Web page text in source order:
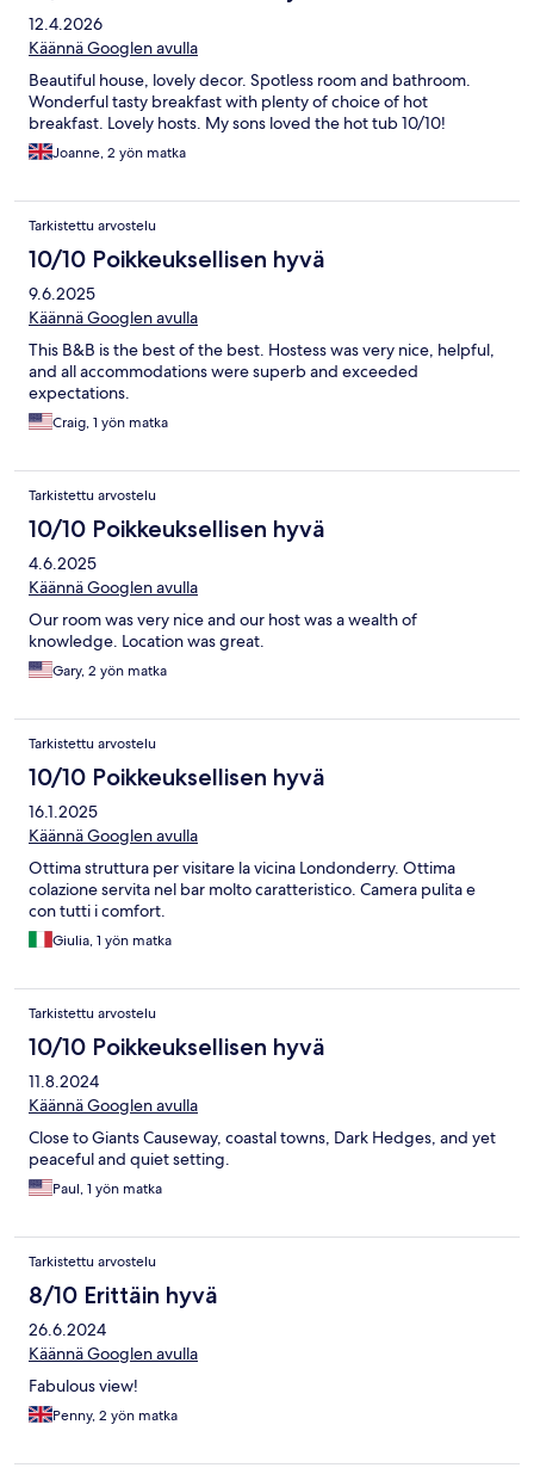
12.4.2026
Käännä Googlen avulla
Beautiful house, lovely decor. Spotless room and bathroom.
Wonderful tasty breakfast with plenty of choice of hot
breakfast. Lovely hosts. My sons loved the hot tub 10/10!
Joanne, 2 yön matka
Tarkistettu arvostelu
10/10 Poikkeuksellisen hyvä
9.6.2025
Käännä Googlen avulla
This B&B is the best of the best. Hostess was very nice, helpful,
and all accommodations were superb and exceeded
expectations.
Craig, 1 yön matka
Tarkistettu arvostelu
10/10 Poikkeuksellisen hyvä
4.6.2025
Käännä Googlen avulla
Our room was very nice and our host was a wealth of
knowledge. Location was great.
Gary, 2 yön matka
Tarkistettu arvostelu
10/10 Poikkeuksellisen hyvä
16.1.2025
Käännä Googlen avulla
Ottima struttura per visitare la vicina Londonderry. Ottima
colazione servita nel bar molto caratteristico. Camera pulita e
con tutti i comfort.
Giulia, 1 yön matka
Tarkistettu arvostelu
10/10 Poikkeuksellisen hyvä
11.8.2024
Käännä Googlen avulla
Close to Giants Causeway, coastal towns, Dark Hedges, and yet
peaceful and quiet setting.
Paul, 1 yön matka
Tarkistettu arvostelu
8/10 Erittäin hyvä
26.6.2024
Käännä Googlen avulla
Fabulous view!
Penny, 2 yön matka